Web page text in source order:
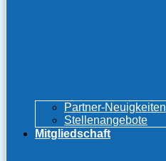
Partner-Neuigkeiten
Stellenangebote
Mitgliedschaft